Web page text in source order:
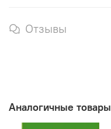
Отзывы
Аналогичные товары